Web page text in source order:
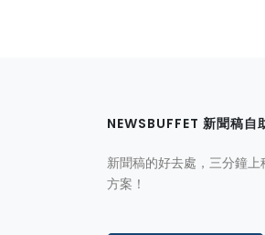
NEWSBUFFET 新聞稿自
新聞稿的好去處，三分鐘
方案！